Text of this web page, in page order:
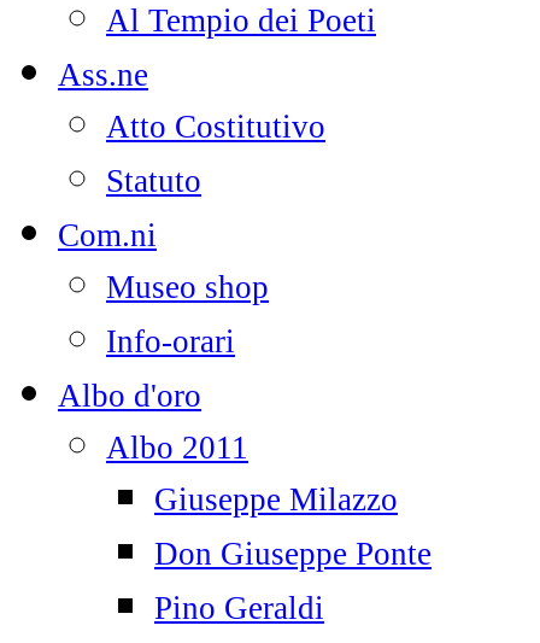
Al Tempio dei Poeti
Ass.ne
Atto Costitutivo
Statuto
Com.ni
Museo shop
Info-orari
Albo d'oro
Albo 2011
Giuseppe Milazzo
Don Giuseppe Ponte
Pino Geraldi